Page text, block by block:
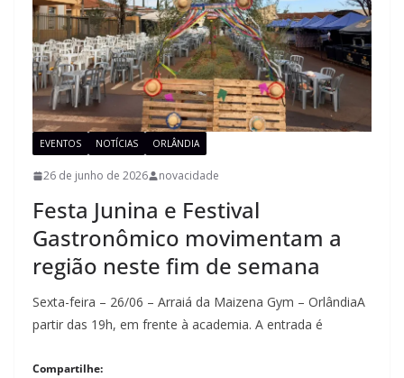
EVENTOS NOTÍCIAS ORLÂNDIA
26 de junho de 2026 novacidade
Festa Junina e Festival
Gastronômico movimentam a
região neste fim de semana
Sexta-feira – 26/06 – Arraiá da Maizena Gym – OrlândiaA
partir das 19h, em frente à academia. A entrada é
Compartilhe: